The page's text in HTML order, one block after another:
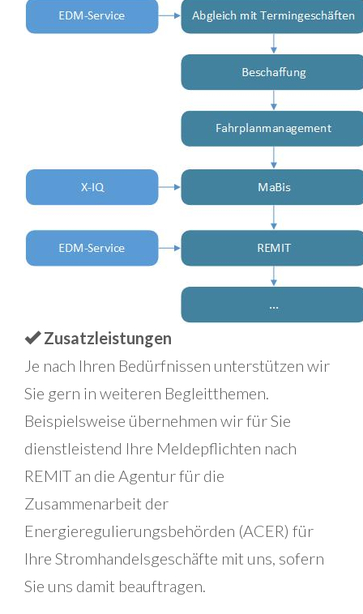
Zusatzleistungen
Je nach Ihren Bedürfnissen unterstützen wir
Sie gern in weiteren Begleitthemen.
Beispielsweise übernehmen wir für Sie
dienstleistend Ihre Meldepflichten nach
REMIT an die Agentur für die
Zusammenarbeit der
Energieregulierungsbehörden (ACER) für
Ihre Stromhandelsgeschäfte mit uns, sofern
Sie uns damit beauftragen.